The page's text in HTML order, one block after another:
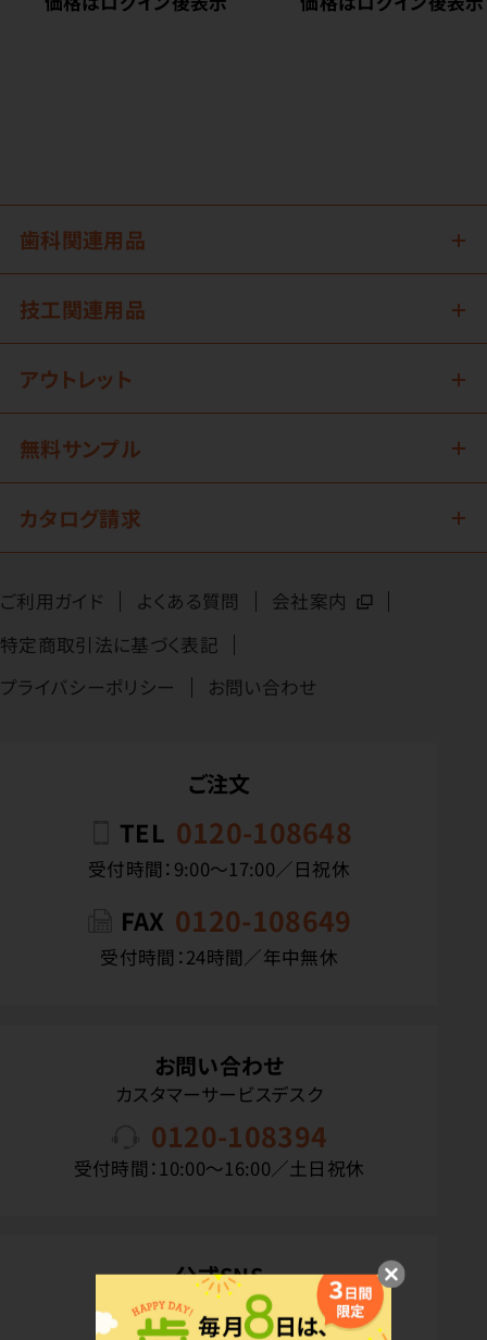
歯科関連用品
技工関連用品
アウトレット
無料サンプル
カタログ請求
ご利用ガイド よくある質問
会社案内
特定商取引法に基づく表記
プライバシーポリシー
お問い合わせ
ご注文
TEL 0120-108648
受付時間：9:00〜17:00／日祝休
FAX 0120-108649
受付時間：24時間／年中無休
お問い合わせ
カスタマーサービスデスク
0120-108394
受付時間：10:00〜16:00／土日祝休
公式SNS